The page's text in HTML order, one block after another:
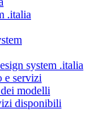
.italia
system .italia
e servizi
modelli
disponibili